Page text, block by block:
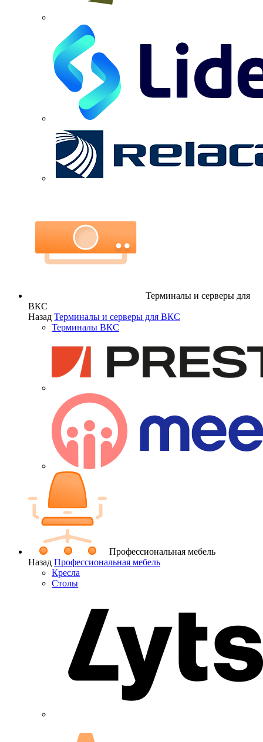
Терминалы и серверы для
ВКС
Назад Терминалы и серверы для ВКС
Терминалы ВКС
Профессиональная мебель
Назад Профессиональная мебель
Кресла
Столы